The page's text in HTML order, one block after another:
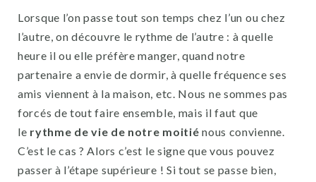
Lorsque l’on passe tout son temps chez l’un ou chez
l’autre, on découvre le rythme de l’autre : à quelle
heure il ou elle préfère manger, quand notre
partenaire a envie de dormir, à quelle fréquence ses
amis viennent à la maison, etc. Nous ne sommes pas
forcés de tout faire ensemble, mais il faut que
le rythme de vie de notre moitié nous convienne.
C’est le cas ? Alors c’est le signe que vous pouvez
passer à l’étape supérieure ! Si tout se passe bien,